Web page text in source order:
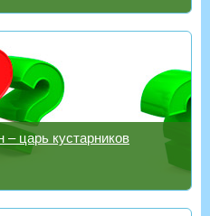
– царь кустарников